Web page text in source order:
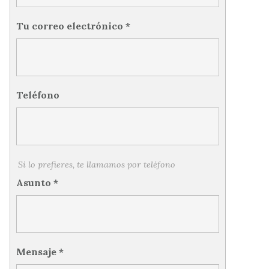
Tu correo electrónico *
Teléfono
Si lo prefieres, te llamamos por teléfono
Asunto *
Mensaje *